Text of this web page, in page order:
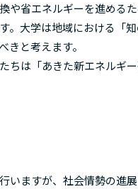
や省エネルギーを進める
。大学は地域における「
きと考えます。
ちは「あきた新エネルギ
いますが、社会情勢の進